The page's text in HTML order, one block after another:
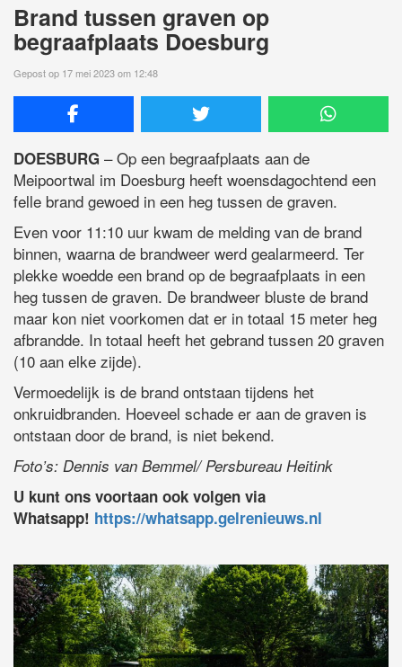
Brand tussen graven op
begraafplaats Doesburg
Gepost op 17 mei 2023 om 12:48
DOESBURG – Op een begraafplaats aan de
Meipoortwal im Doesburg heeft woensdagochtend een
felle brand gewoed in een heg tussen de graven.
Even voor 11:10 uur kwam de melding van de brand
binnen, waarna de brandweer werd gealarmeerd. Ter
plekke woedde een brand op de begraafplaats in een
heg tussen de graven. De brandweer bluste de brand
maar kon niet voorkomen dat er in totaal 15 meter heg
afbrandde. In totaal heeft het gebrand tussen 20 graven
(10 aan elke zijde).
Vermoedelijk is de brand ontstaan tijdens het
onkruidbranden. Hoeveel schade er aan de graven is
ontstaan door de brand, is niet bekend.
Foto’s: Dennis van Bemmel/ Persbureau Heitink
U kunt ons voortaan ook volgen via
Whatsapp! https://whatsapp.gelrenieuws.nl